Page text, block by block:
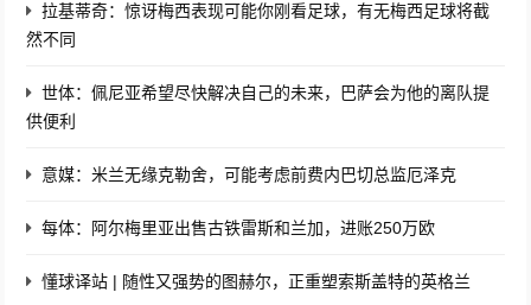
拉基蒂奇：惊讶梅西表现可能你刚看足球，有无梅西足球将截
然不同
世体：佩尼亚希望尽快解决自己的未来，巴萨会为他的离队提
供便利
意媒：米兰无缘克勒舍，可能考虑前费内巴切总监厄泽克
每体：阿尔梅里亚出售古铁雷斯和兰加，进账250万欧
懂球译站 | 随性又强势的图赫尔，正重塑索斯盖特的英格兰